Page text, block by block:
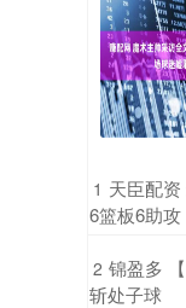
1 天臣配
6篮板6助攻
2 锦盈多
斩处子球